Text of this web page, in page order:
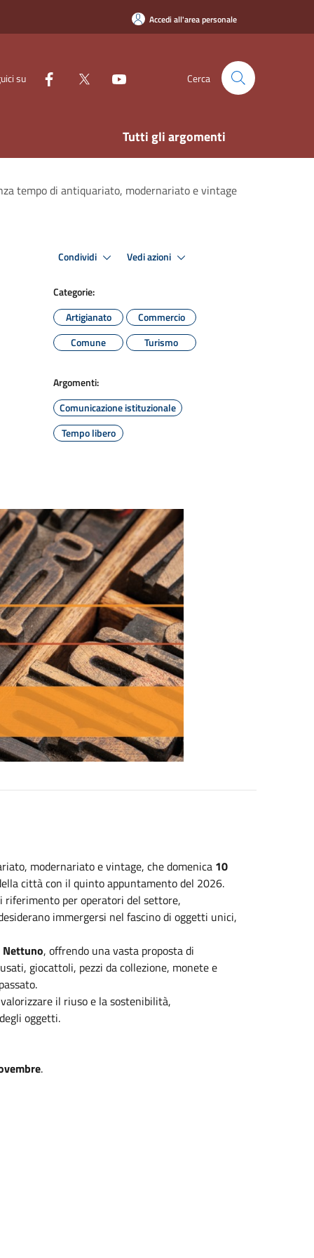
Accedi all'area personale
su Cerca
Tutti gli argomenti
tempo di antiquariato, modernariato e vintage
Condividi Vedi azioni
Categorie:
Artigianato
Commercio
Comune
Turismo
Argomenti:
Comunicazione istituzionale
Tempo libero
modernariato e vintage, che domenica 10
città con il quinto appuntamento del 2026.
riferimento per operatori del settore,
immergersi nel fascino di oggetti unici,
Nettuno, offrendo una vasta proposta di
giocattoli, pezzi da collezione, monete e
il riuso e la sostenibilità,
oggetti.
.